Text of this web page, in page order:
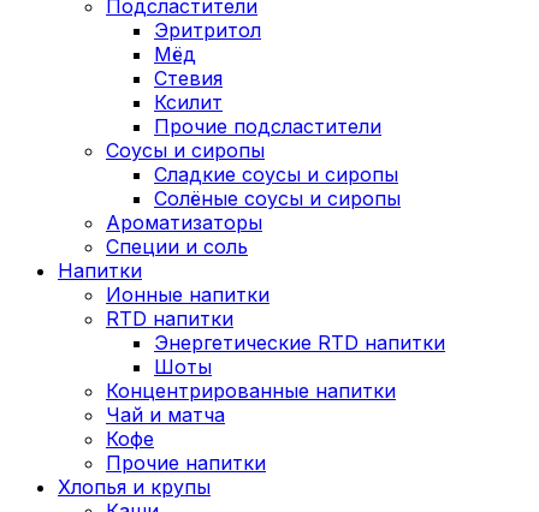
Подсластители
Эритритол
Мёд
Стевия
Ксилит
Прочие подсластители
Соусы и сиропы
Сладкие соусы и сиропы
Солёные соусы и сиропы
Ароматизаторы
Специи и соль
Напитки
Ионные напитки
RTD напитки
Энергетические RTD напитки
Шоты
Концентрированные напитки
Чай и матча
Кофе
Прочие напитки
Хлопья и крупы